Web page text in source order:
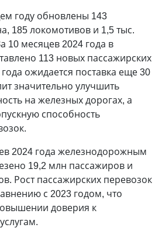
году обновлены 143
185 локомотивов и 1,5 тыс.
10 месяцев 2024 года в
113 новых пассажирских
ожидается поставка еще 30
значительно улучшить
на железных дорогах, а
способность
2024 года железнодорожным
19,2 млн пассажиров и
Рост пассажирских перевозок
с 2023 годом, что
доверия к